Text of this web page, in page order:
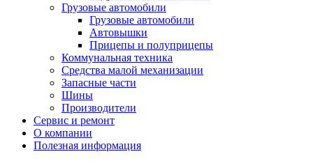
Грузовые автомобили
Грузовые автомобили
Автовышки
Прицепы и полуприцепы
Коммунальная техника
Средства малой механизации
Запасные части
Шины
Производители
Сервис и ремонт
О компании
Полезная информация